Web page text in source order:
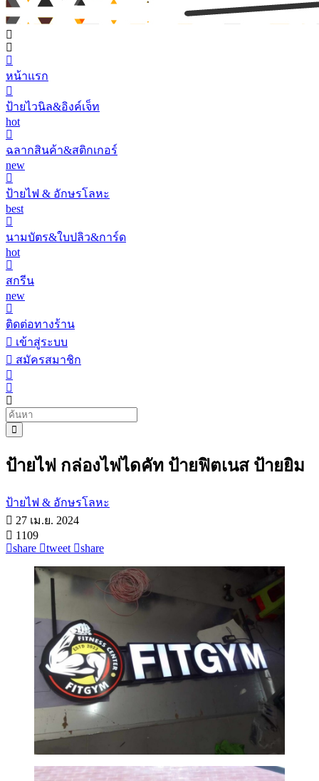
หน้าแรก
ป้ายไวนิล&อิงค์เจ็ท
hot
ฉลากสินค้า&สติกเกอร์
new
ป้ายไฟ & อักษรโลหะ
best
นามบัตร&ใบปลิว&การ์ด
hot
สกรีน
new
ติดต่อทางร้าน
เข้าสู่ระบบ
สมัครสมาชิก
ป้ายไฟ กล่องไฟไดคัท ป้ายฟิตเนส ป้ายยิม
ป้ายไฟ & อักษรโลหะ
27 เม.ย. 2024
1109
share
tweet share